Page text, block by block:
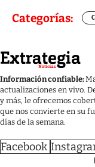
Categorías:
Información confiable:
actualizaciones en vivo.
y más, le ofrecemos
que nos convierte en su
días de la semana.
Facebook